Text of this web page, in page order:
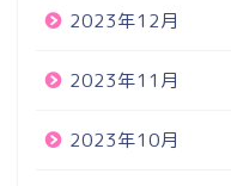
2023年12月
2023年11月
2023年10月